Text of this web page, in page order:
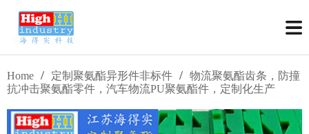
Home / 定制聚氨酯异形件非标件 / 物流聚氨酯齿条，防撞
抗冲击聚氨酯零件，汽车物流PU聚氨酯件，定制化生产